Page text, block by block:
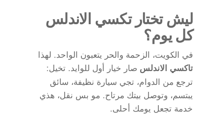
ليش تختار تكسي الاندلس
كل يوم؟
في الكويت، الزحمة والحر يتعبون الواحد. لهذا
تاكسي الاندلس صار خيار أول للوايد. تخيل:
ترجع من الدوام، تجي سيارة نظيفة، سائق
يبتسم، وتوصل بيتك مرتاح. مو بس نقل، هذي
خدمة تجعل يومك أحلى.